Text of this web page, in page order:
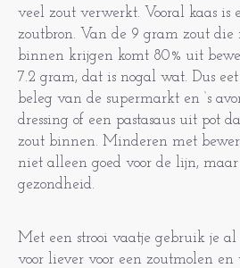
veel zout verwerkt. Vooral kaas is
zoutbron. Van de 9 gram zout die
binnen krijgen komt 80% uit
7.2 gram, dat is nogal wat. Dus
beleg van de supermarkt en ‘s
dressing of een pastasaus uit pot
zout binnen. Minderen met
niet alleen goed voor de lijn, maar
gezondheid.
Met een strooi vaatje gebruik je al
voor liever voor een zoutmolen